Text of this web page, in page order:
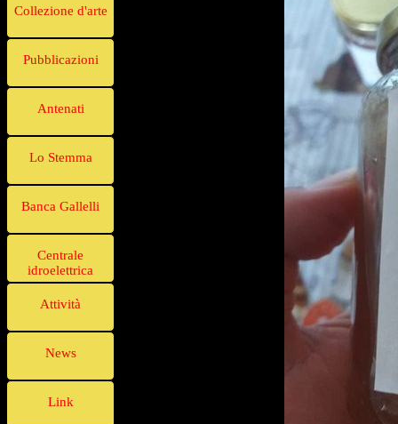
Collezione d'arte
Pubblicazioni
Antenati
Lo Stemma
Banca Gallelli
Centrale
idroelettrica
Attività
News
Link